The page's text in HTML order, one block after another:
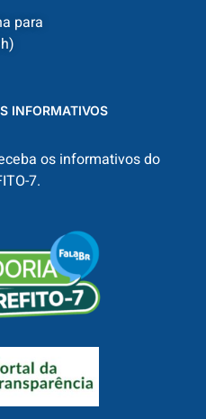
para
INFORMATIVOS
os informativos do
7.